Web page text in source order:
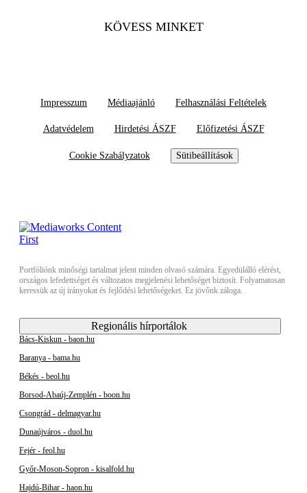
KÖVESS MINKET
Impresszum Médiaajánló Felhasználási Feltételek
Adatvédelem Hirdetési ÁSZF Előfizetési ÁSZF
Cookie Szabályzatok Sütibeállítások
Portfóliónk minőségi tartalmat jelent minden olvasó számára. Egyedülálló elérést,
országos lefedettséget és változatos megjelenési lehetőséget biztosít. Folyamatosan
keressük az új irányokat és fejlődési lehetőségeket. Ez jövőnk záloga.
Regionális hírportálok
Bács-Kiskun - baon.hu
Baranya - bama.hu
Békés - beol.hu
Borsod-Abaúj-Zemplén - boon.hu
Csongrád - delmagyar.hu
Dunaújváros - duol.hu
Fejér - feol.hu
Győr-Moson-Sopron - kisalfold.hu
Hajdú-Bihar - haon.hu